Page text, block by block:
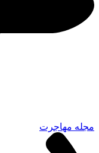
مجله مهاجرت